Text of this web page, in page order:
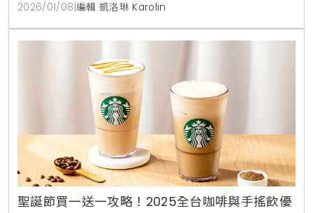
2026/01/08 編輯 凱洛琳 Karolin
聖誕節買一送一攻略！2025全台咖啡與手搖飲優